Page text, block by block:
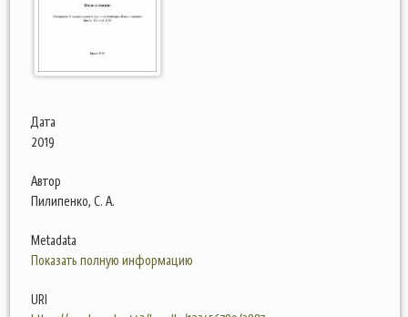
Дата
2019
Автор
Пилипенко, С. А.
Metadata
Показать полную информацию
URI